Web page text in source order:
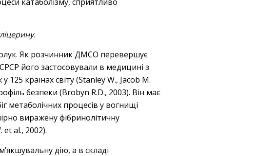
Як розчинник ДМСО перевершує
його застосовували в медицині з
країнах світу (Stanley W., Jacob M.
безпеки (Brobyn R.D., 2003). Він має
метаболічних процесів у вогнищі
виражену фібринолітичну
et al., 2002).
дію, а в складі